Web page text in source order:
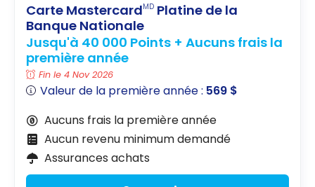
Carte MastercardMD Platine de la
Banque Nationale
Jusqu'à 40 000 Points + Aucuns frais la
première année
Fin le 4 Nov 2026
Valeur de la première année : 569 $
Aucuns frais la première année
Aucun revenu minimum demandé
Assurances achats